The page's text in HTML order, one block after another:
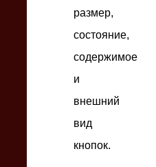
размер,
состояние,
содержимое
и
внешний
вид
кнопок.